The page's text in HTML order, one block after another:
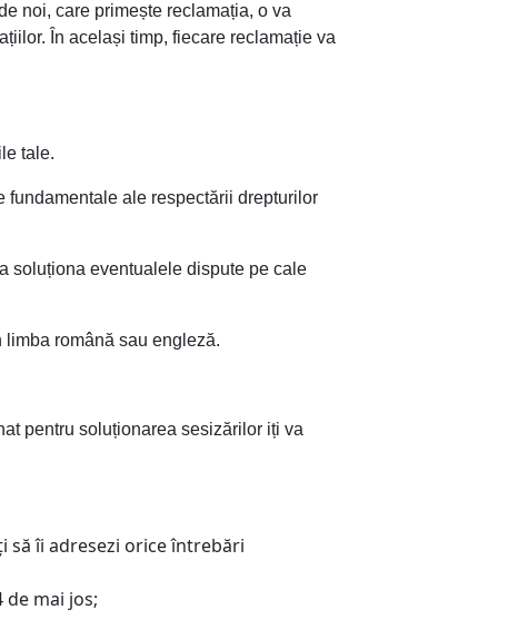
noi, care primește reclamația, o va
În același timp, fiecare reclamație va
tale.
ale respectării drepturilor
soluționa eventualele dispute pe cale
română sau engleză.
pentru soluționarea sesizărilor iți va
să îi adresezi orice întrebări
mai jos;